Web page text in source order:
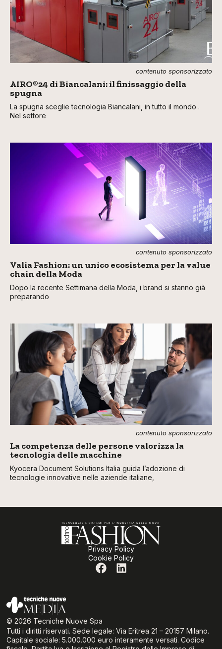
contenuto sponsorizzato
AIRO®24 di Biancalani: il finissaggio della
spugna
La spugna sceglie tecnologia Biancalani, in tutto il mondo .
Nel settore
contenuto sponsorizzato
Valia Fashion: un unico ecosistema per la value
chain della Moda
Dopo la recente Settimana della Moda, i brand si stanno già
preparando
contenuto sponsorizzato
La competenza delle persone valorizza la
tecnologia delle macchine
Kyocera Document Solutions Italia guida l’adozione di
tecnologie innovative nelle aziende italiane,
Privacy Policy
Cookie Policy
© 2026 Tecniche Nuove Spa
Tutti i diritti riservati. Sede legale: Via Eritrea 21 – 20157 Milano.
Capitale sociale: 5.000.000 euro interamente versati. Codice